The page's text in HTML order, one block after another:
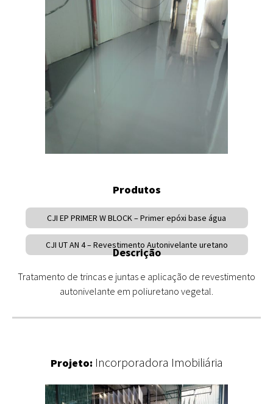
Produtos
CJI EP PRIMER W BLOCK – Primer epóxi base água
CJI UT AN 4 – Revestimento Autonivelante uretano
Descrição
Tratamento de trincas e juntas e aplicação de revestimento
autonivelante em poliuretano vegetal.
Projeto: Incorporadora Imobiliária